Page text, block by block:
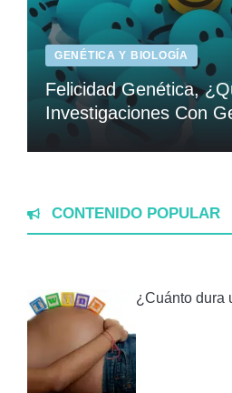
GENÉTICA Y BIOLOGÍA
Felicidad Genética,
Investigaciones Con
CONTENIDO POPULAR
¿Cuánto dura